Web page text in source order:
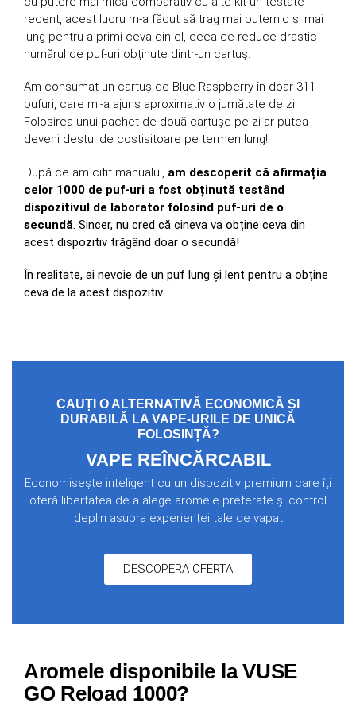
recent, acest lucru m-a făcut să trag mai puternic și mai
lung pentru a primi ceva din el, ceea ce reduce drastic
numărul de puf-uri obținute dintr-un cartuș.
Am consumat un cartuș de Blue Raspberry în doar 311
pufuri, care mi-a ajuns aproximativ o jumătate de zi.
Folosirea unui pachet de două cartușe pe zi ar putea
deveni destul de costisitoare pe termen lung!
După ce am citit manualul, am descoperit că afirmația
celor 1000 de puf-uri a fost obținută testând
dispozitivul de laborator folosind puf-uri de o
secundă. Sincer, nu cred că cineva va obține ceva din
acest dispozitiv trăgând doar o secundă!
În realitate, ai nevoie de un puf lung și lent pentru a obține
ceva de la acest dispozitiv.
CAUȚI O ALTERNATIVĂ ECONOMICĂ ȘI
DURABILĂ LA VAPE-URILE DE UNICĂ
FOLOSINȚĂ?
VAPE REÎNCĂRCABIL
Economisește inteligent cu un dispozitiv premium care îți
oferă libertatea de a alege aromele preferate și control
deplin asupra experienței tale de vapat
DESCOPERA OFERTA
Aromele disponibile la VUSE
GO Reload 1000?